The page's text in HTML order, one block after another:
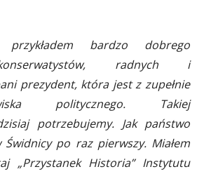
bardzo dobrego
konserwatystów, radnych i
prezydent, która jest z zupełnie
politycznego. Takiej
potrzebujemy. Jak państwo
po raz pierwszy. Miałem
„Przystanek Historia” Instytutu